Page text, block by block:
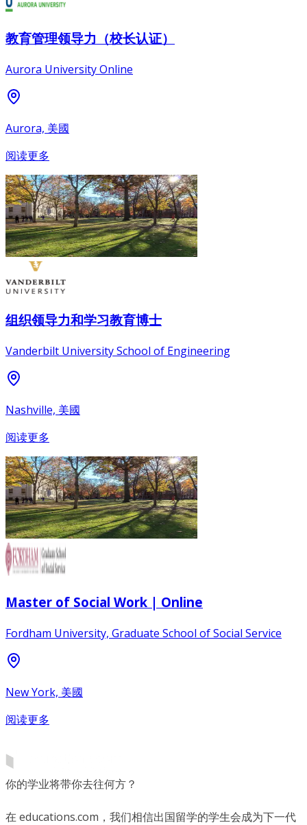
教育管理领导力（校长认证）
Aurora University Online
Aurora, 美國
阅读更多
组织领导力和学习教育博士
Vanderbilt University School of Engineering
Nashville, 美國
阅读更多
Master of Social Work | Online
Fordham University, Graduate School of Social Service
New York, 美國
阅读更多
你的学业将带你去往何方？
在 educations.com，我们相信出国留学的学生会成为下一代